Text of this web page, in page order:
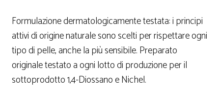
Formulazione dermatologicamente testata: i principi
attivi di origine naturale sono scelti per rispettare ogni
tipo di pelle, anche la più sensibile. Preparato
originale testato a ogni lotto di produzione per il
sottoprodotto 1,4-Diossano e Nichel.